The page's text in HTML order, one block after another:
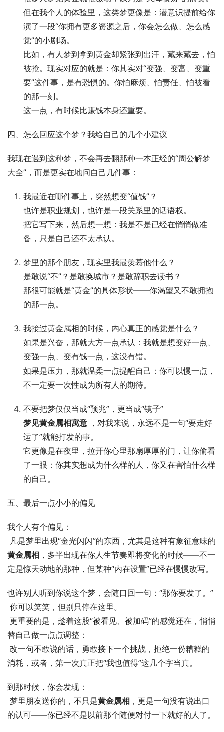
但在我个人的体验里，这类梦更像是：潜意识提前给你
演了一段“你拥有更多资源之后，你会怎么做、怎么感
觉”的小剧场。
比如，有人梦到拿到黄金却紧张到出汗，藏来藏去，怕
被抢。现实对应的就是：你其实对“变强、变富、变重
要”这件事，是有恐惧的。你怕麻烦、怕责任、怕被看
的那一刻。
这一点，有时候比赚钱本身还重要。
四、怎么回应这个梦？我给自己的几个小建议
我现在遇到这种梦，不会再去翻那种一本正经的“周公解梦
大全”，而是更实在地问自己几件事：
我最近在哪件事上，突然想变“值钱”？
也许是职业规划，也许是一段关系里的话语权。
把它写下来，然后想一想：我是不是已经在悄悄做准
备，只是自己还不太承认。
梦里的那个朋友，现实里我最羡慕他什么？
是敢说“不”？是敢换城市？是敢辞职去读书？
那很可能就是“黄金”的具体形状——你渴望又不敢拥抱
的那一点。
我接过黄金属相的时候，内心真正的感觉是什么？
如果是兴奋，那就大方一点承认：我就是想变好一点、
变强一点、变有钱一点，这没有错。
如果是压力，那就温柔一点提醒自己：你可以慢一点，
不一定要一次性成为所有人的期待。
不要把梦仅仅当成“预兆”，更当成“镜子”
梦见黄金属相寓意 ，对我来说，永远不是一句“要走好
运了”就能打发的事。
它更像是在夜里，拉开你心里那扇厚厚的门，让你偷看
了一眼：你其实想成为什么样的人，你又在害怕什么样
的自己。
五、最后一点小小的偏见
我个人有个偏见：
凡是梦里出现“金光闪闪”的东西，尤其是这种有象征意味的
黄金属相 ，多半出现在你人生节奏即将变化的时候——不一
定是惊天动地的那种，但某种“内在设置”已经在慢慢改写。
也许别人听到你说这个梦，会随口回一句：“那你要发了。”
你可以笑笑，但别只停在这里。
替自己做一点点调整：
消耗，或者，第一次真正把“我也值得”这几个字当真。
到那时候，你会发现：
梦里朋友送你的，不只是黄金属相 ，更是一句没有说出口
的认可——你已经不是以前那个随便对付一下就好的人了。